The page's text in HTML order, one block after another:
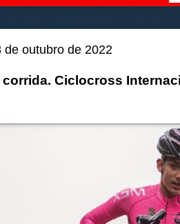
de outubro de 2022
corrida. Ciclocross